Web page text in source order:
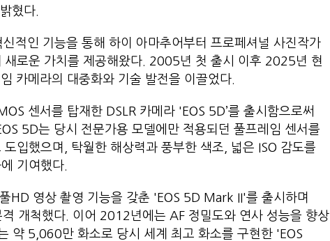
혔다.
적인 기능을 통해 하이 아마추어부터 프로페셔널 사진작가
새로운 가치를 제공해왔다. 2005년 첫 출시 이후 2025년 현
카메라의 대중화와 기술 발전을 이끌었다.
센서를 탑재한 DSLR 카메라 'EOS 5D’를 출시함으로써
5D는 당시 전문가용 모델에만 적용되던 풀프레임 센서를
입했으며, 탁월한 해상력과 풍부한 색조, 넓은 ISO 감도를
기여했다.
HD 영상 촬영 기능을 갖춘 'EOS 5D Mark II'를 출시하며
격 개척했다. 이어 2012년에는 AF 정밀도와 연사 성능을 향상
약 5,060만 화소로 당시 세계 최고 화소를 구현한 'EOS